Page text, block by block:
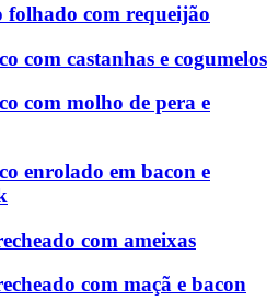
folhado com requeijão
com castanhas e cogumelos
com molho de pera e
enrolado em bacon e
com ameixas
com maçã e bacon